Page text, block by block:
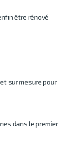
être rénové
sur mesure pour
dans le premier